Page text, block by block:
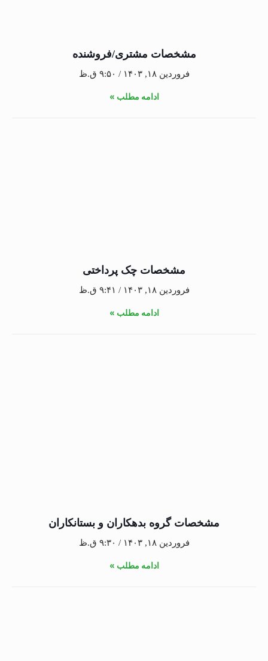
مشخصات مشتری/فروشنده
فروردین ۱۸, ۱۴۰۳
ادامه مطلب »
مشخصات چک پرداختی
فروردین ۱۸, ۱۴۰۳
ادامه مطلب »
مشخصات گروه بدهکاران و بستانکاران
فروردین ۱۸, ۱۴۰۳
ادامه مطلب »